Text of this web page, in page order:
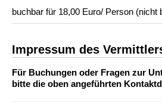
buchbar für 18,00 Euro/ Person (nicht
Impressum des
Für Buchungen oder Fragen zur
bitte die oben angeführten